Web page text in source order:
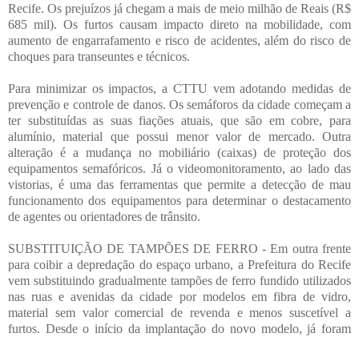
Recife. Os prejuízos já chegam a mais de meio milhão de Reais (R$
685 mil). Os furtos causam impacto direto na mobilidade, com
aumento de engarrafamento e risco de acidentes, além do risco de
choques para transeuntes e técnicos.
Para minimizar os impactos, a CTTU vem adotando medidas de
prevenção e controle de danos. Os semáforos da cidade começam a
ter substituídas as suas fiações atuais, que são em cobre, para
alumínio, material que possui menor valor de mercado. Outra
alteração é a mudança no mobiliário (caixas) de proteção dos
equipamentos semafóricos. Já o videomonitoramento, ao lado das
vistorias, é uma das ferramentas que permite a detecção de mau
funcionamento dos equipamentos para determinar o destacamento
de agentes ou orientadores de trânsito.
SUBSTITUIÇÃO DE TAMPÕES DE FERRO - Em outra frente
para coibir a depredação do espaço urbano, a Prefeitura do Recife
vem substituindo gradualmente tampões de ferro fundido utilizados
nas ruas e avenidas da cidade por modelos em fibra de vidro,
material sem valor comercial de revenda e menos suscetível a
furtos. Desde o início da implantação do novo modelo, já foram